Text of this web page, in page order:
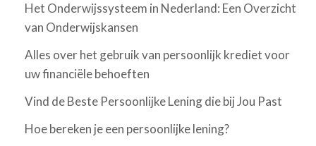
Het Onderwijssysteem in Nederland: Een Overzicht
van Onderwijskansen
Alles over het gebruik van persoonlijk krediet voor
uw financiële behoeften
Vind de Beste Persoonlijke Lening die bij Jou Past
Hoe bereken je een persoonlijke lening?